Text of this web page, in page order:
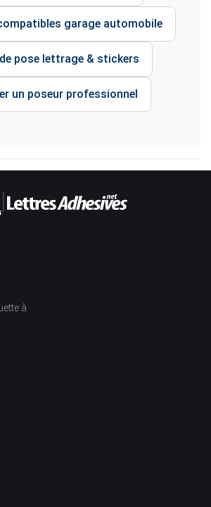
garage automobile
pose lettrage & stickers
un poseur professionnel
à